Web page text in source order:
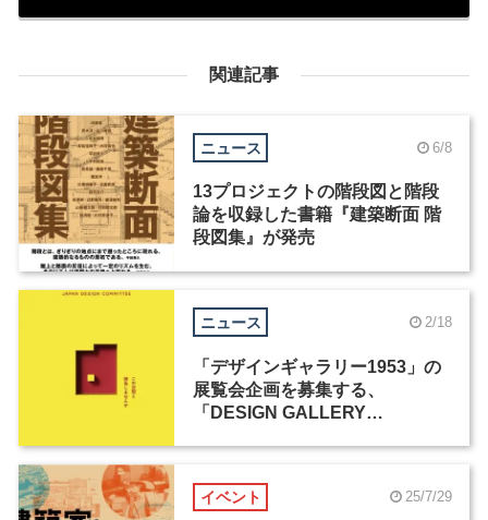
関連記事
ニュース 6/8
13プロジェクトの階段図と階段
論を収録した書籍『建築断面 階
段図集』が発売
ニュース 2/18
「デザインギャラリー1953」の
展覧会企画を募集する、
「DESIGN GALLERY
イベント 25/7/29